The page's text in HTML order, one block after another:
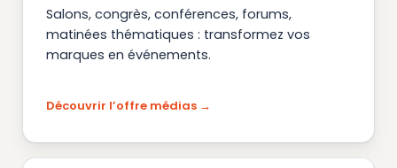
Salons, congrès, conférences, forums,
matinées thématiques : transformez vos
marques en événements.
Découvrir l’offre médias